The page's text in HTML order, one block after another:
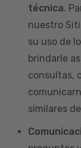
técnica.
nuestro
su uso de
brindarle
consultas,
similares